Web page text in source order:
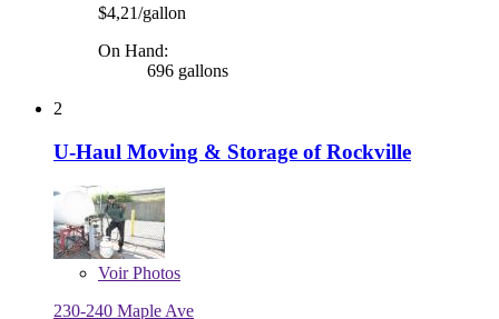
$4,21/gallon
On Hand:
696 gallons
2
U-Haul Moving & Storage of Rockville
VoirPhotos
230-240 Maple Ave